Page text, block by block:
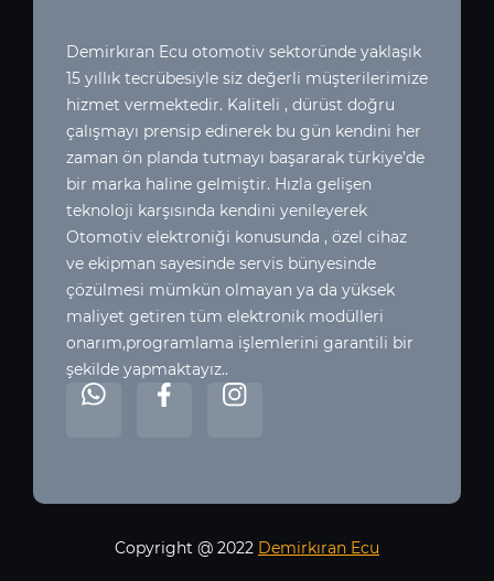
Demirkıran Ecu otomotiv sektoründe yaklaşık
15 yıllık tecrübesiyle siz değerli müşterilerimize
hizmet vermektedir. Kaliteli , dürüst doğru
çalışmayı prensip edinerek bu gün kendini her
zaman ön planda tutmayı başararak türkiye’de
bir marka haline gelmiştir. Hızla gelişen
teknoloji karşısında kendini yenileyerek
Otomotiv elektroniği konusunda , özel cihaz
ve ekipman sayesinde servis bünyesinde
çözülmesi mümkün olmayan ya da yüksek
maliyet getiren tüm elektronik modülleri
onarım,programlama işlemlerini garantili bir
şekilde yapmaktayız..
Copyright @ 2022 Demirkıran Ecu